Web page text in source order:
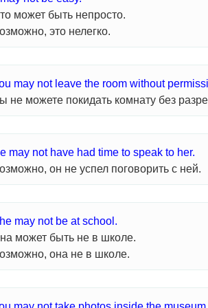
может быть непросто.
это нелегко.
may not leave the room without
не можете покидать комнату без
may not have had time to speak to her.
он не успел поговорить с ней.
may not be at school.
может быть не в школе.
она не в школе.